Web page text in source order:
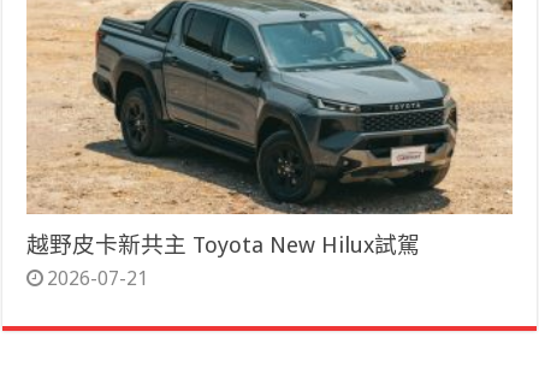
越野皮卡新共主 Toyota New Hilux試駕
2026-07-21